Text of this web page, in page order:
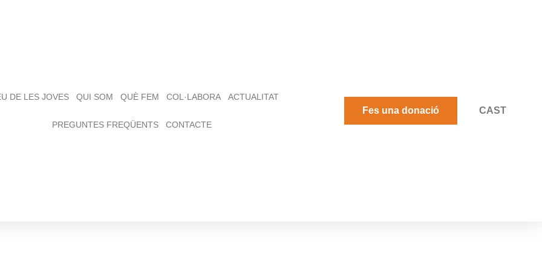
DE LES JOVES QUI SOM QUÈ FEM COL·LABORA ACTUALITAT
PREGUNTES FREQÜENTS CONTACTE
Fes una donació CAST